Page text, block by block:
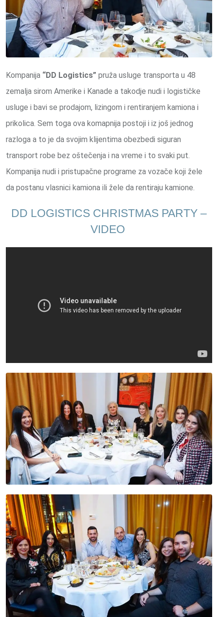
Kompanija “DD Logistics” pruža usluge transporta u 48
zemalja sirom Amerike i Kanade a takodje nudi i logističke
usluge i bavi se prodajom, lizingom i rentiranjem kamiona i
prikolica. Sem toga ova komapnija postoji i iz još jednog
razloga a to je da svojim klijentima obezbedi siguran
transport robe bez oštečenja i na vreme i to svaki put.
Kompanija nudi i pristupačne programe za vozače koji žele
da postanu vlasnici kamiona ili žele da rentiraju kamione.
DD LOGISTICS CHRISTMAS PARTY –
VIDEO